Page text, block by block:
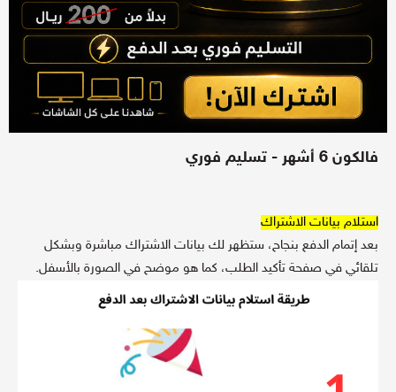
فالكون 6 أشهر - تسليم فوري
استلام بيانات الاشتراك
بعد إتمام الدفع بنجاح، ستظهر لك بيانات الاشتراك مباشرة وبشكل
تلقائي في صفحة تأكيد الطلب، كما هو موضح في الصورة بالأسفل.